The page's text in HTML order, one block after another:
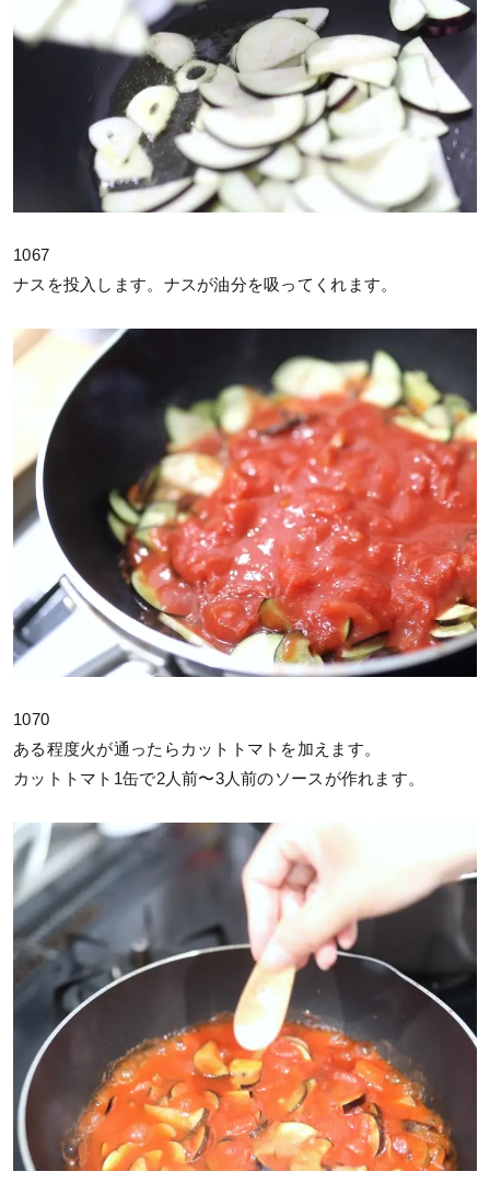
1067
ナスを投入します。ナスが油分を吸ってくれます。
1070
ある程度火が通ったらカットトマトを加えます。
カットトマト1缶で2人前〜3人前のソースが作れます。